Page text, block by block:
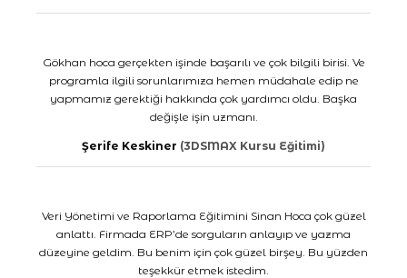
Gökhan hoca gerçekten işinde başarılı ve çok bilgili birisi. Ve
programla ilgili sorunlarımıza hemen müdahale edip ne
yapmamız gerektiği hakkında çok yardımcı oldu. Başka
değişle işin uzmanı.
Şerife Keskiner (3DSMAX Kursu Eğitimi)
Veri Yönetimi ve Raporlama Eğitimini Sinan Hoca çok güzel
anlattı. Firmada ERP’de sorguların anlayıp ve yazma
düzeyine geldim. Bu benim için çok güzel birşey. Bu yüzden
teşekkür etmek istedim.